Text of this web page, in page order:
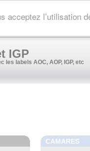
acceptez
IGP
les labels AOC, AOP, IGP, etc
CAMARES